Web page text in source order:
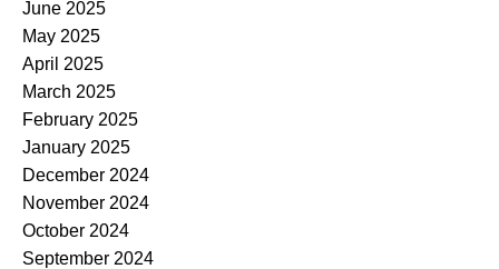
June 2025
May 2025
April 2025
March 2025
February 2025
January 2025
December 2024
November 2024
October 2024
September 2024